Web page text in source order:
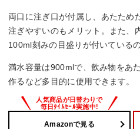
両口に注ぎ口が付属し、あたため
注ぎやすいのもメリット。また、
100ml刻みの目盛りが付いている
満水容量は900mlで、飲み物をあ
作るなど多目的に使用できます。
Amazonで見る